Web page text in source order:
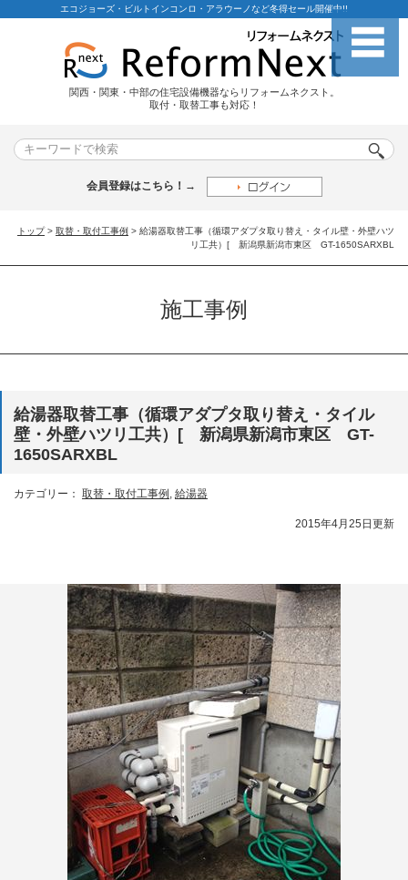
エコジョーズ・ビルトインコンロ・アラウーノなど冬得セール開催中!!
関西・関東・中部の住宅設備機器ならリフォームネクスト。
取付・取替工事も対応！
会員登録はこちら！→
トップ > 取替・取付工事例 > 給湯器取替工事（循環アダプタ取り替え・タイル壁・外壁ハツ
リ工共）[ 新潟県新潟市東区 GT-1650SARXBL
施工事例
給湯器取替工事（循環アダプタ取り替え・タイル
壁・外壁ハツリ工共）[ 新潟県新潟市東区 GT-
1650SARXBL
カテゴリー： 取替・取付工事例 , 給湯器
2015年4月25日更新